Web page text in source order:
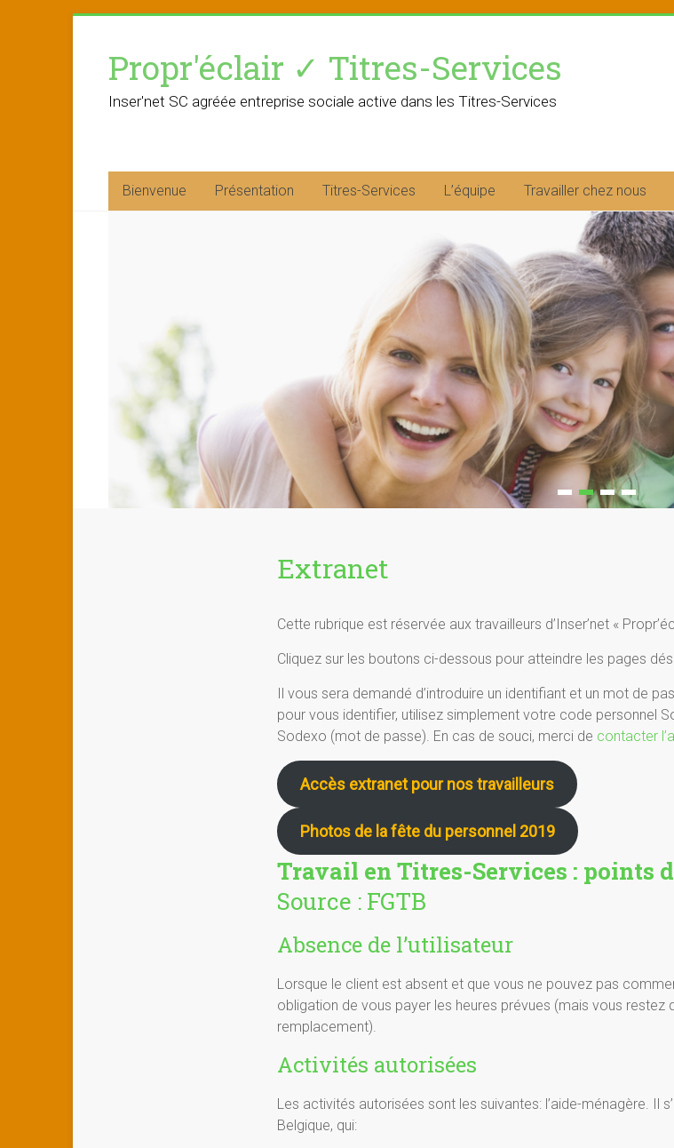
contentPropr'éclair ✓ Titres-Services
Inser'net SC agréée entreprise sociale active dans les Titres-Services
Bienvenue Présentation Titres-Services L’équipe Travailler chez nous
Extranet
Cette rubrique est réservée aux travailleurs d’Inser’net «
Cliquez sur les boutons ci-dessous pour atteindre les pages
Il vous sera demandé d’introduire un identifiant et un mot de
pour vous identifier, utilisez simplement votre code personnel
Sodexo (mot de passe). En cas de souci, merci de contacter
Accès extranet pour nos travailleurs
Photos de la fête du personnel 2019
Travail en Titres-Services : points
Source : FGTB
Absence de l’utilisateur
Lorsque le client est absent et que vous ne pouvez pas
obligation de vous payer les heures prévues (mais vous restez
remplacement).
Activités autorisées
Les activités autorisées sont les suivantes: l’aide-ménagère. Il
Belgique, qui: